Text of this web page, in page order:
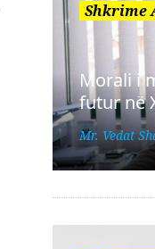
Shkrime
Morali i
futur në
Mr. Vedat